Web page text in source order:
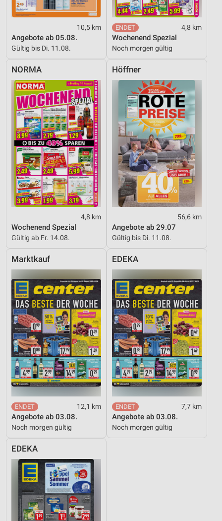
10,5 km
Angebote ab 05.08.
Gültig bis Di. 11.08.
4,8 km
Wochenend Spezial
Noch morgen gültig
NORMA
4,8 km
Wochenend Spezial
Gültig ab Fr. 14.08.
Höffner
56,6 km
Angebote ab 29.07
Gültig bis Di. 11.08.
Marktkauf
12,1 km
Angebote ab 03.08.
Noch morgen gültig
EDEKA
7,7 km
Angebote ab 03.08.
Noch morgen gültig
EDEKA